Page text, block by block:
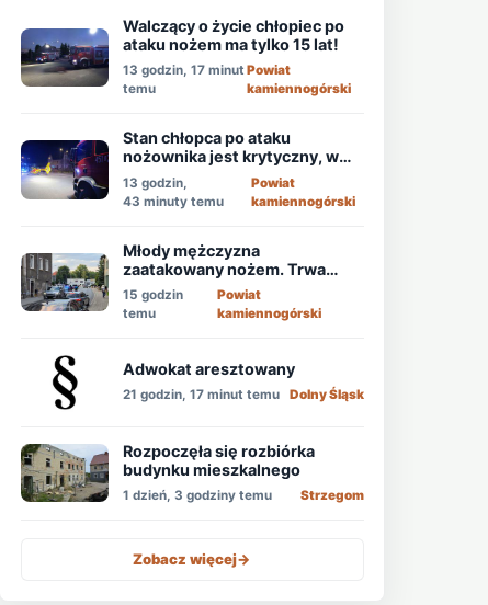
Walczący o życie chłopiec po
ataku nożem ma tylko 15 lat!
13 godzin, 17 minut
temu
Powiat
kamiennogórski
Stan chłopca po ataku
nożownika jest krytyczny, w
akcji śmigłowiec LPR!
13 godzin,
43 minuty temu
Powiat
kamiennogórski
Młody mężczyzna
zaatakowany nożem. Trwa
obława!
15 godzin
temu
Powiat
kamiennogórski
Adwokat aresztowany
21 godzin, 17 minut temu Dolny Śląsk
Rozpoczęła się rozbiórka
budynku mieszkalnego
1 dzień, 3 godziny temu Strzegom
Zobacz więcej->